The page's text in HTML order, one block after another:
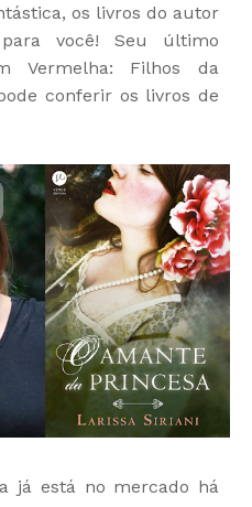
os livros do autor
você! Seu último
Vermelha: Filhos da
conferir os livros de
já está no mercado há